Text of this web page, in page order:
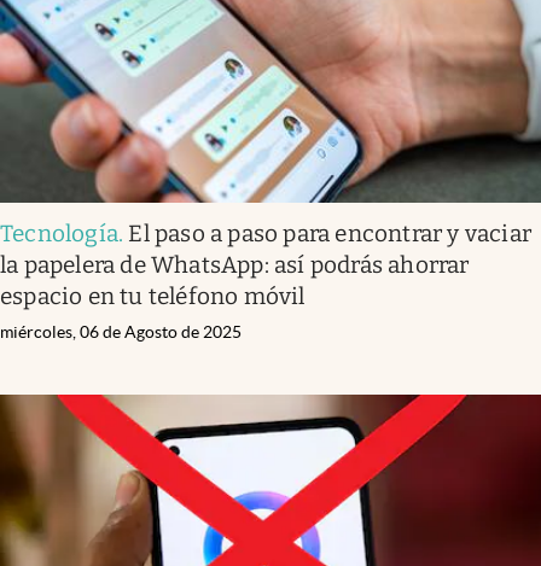
Tecnología. El paso a paso para encontrar y vaciar
la papelera de WhatsApp: así podrás ahorrar
espacio en tu teléfono móvil
miércoles, 06 de Agosto de 2025